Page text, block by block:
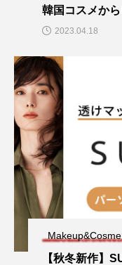
韓国コスメか
2023.04.18
Makeup&Cosme
【秋冬新作】